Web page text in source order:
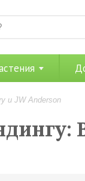
и JW Anderson